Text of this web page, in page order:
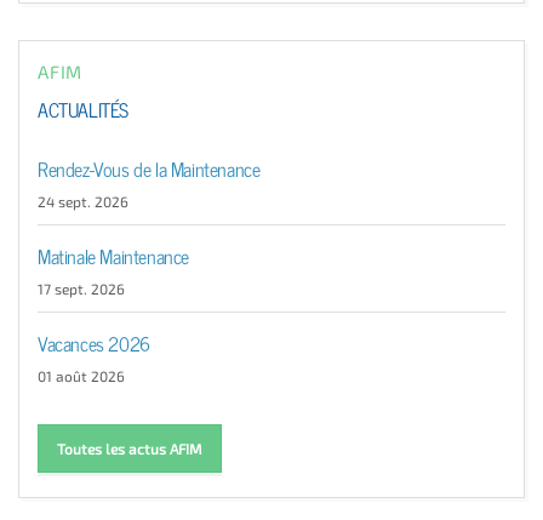
AFIM
ACTUALITÉS
Rendez-Vous de la Maintenance
24 sept. 2026
Matinale Maintenance
17 sept. 2026
Vacances 2026
01 août 2026
Toutes les actus AFIM